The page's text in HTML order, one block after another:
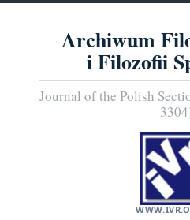
Archiwum
i Filozofii
Journal of the Polish